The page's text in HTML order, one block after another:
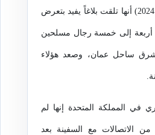
الخميس (11 كانون الثاني 2024) أنها تلقت بلاغاً يفيد بتعرض
أربعة إلى خمسة رجال مسلحين
بحرياً شرق ساحل عمان، وصعد هؤلاء
في المملكة المتحدة إنها لم
الاتصالات مع السفينة بعد